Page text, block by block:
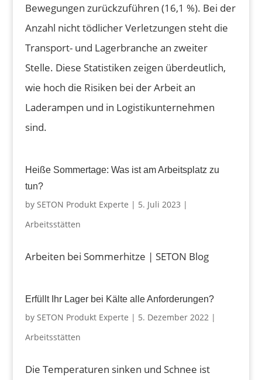
Bewegungen zurückzuführen (16,1 %). Bei der
Anzahl nicht tödlicher Verletzungen steht die
Transport- und Lagerbranche an zweiter
Stelle. Diese Statistiken zeigen überdeutlich,
wie hoch die Risiken bei der Arbeit an
Laderampen und in Logistikunternehmen
sind.
Heiße Sommertage: Was ist am Arbeitsplatz zu
tun?
by SETON Produkt Experte | 5. Juli 2023 |
Arbeitsstätten
Arbeiten bei Sommerhitze | SETON Blog
Erfüllt Ihr Lager bei Kälte alle Anforderungen?
by SETON Produkt Experte | 5. Dezember 2022 |
Arbeitsstätten
Die Temperaturen sinken und Schnee ist